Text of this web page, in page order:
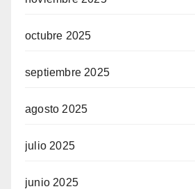
octubre 2025
septiembre 2025
agosto 2025
julio 2025
junio 2025